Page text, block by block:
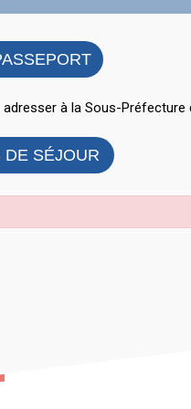
à la Sous-Préfecture
DE SÉJOUR